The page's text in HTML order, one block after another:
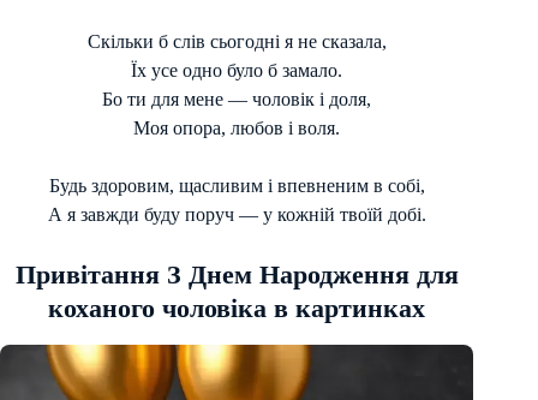
Скільки б слів сьогодні я не сказала,
Їх усе одно було б замало.
Бо ти для мене — чоловік і доля,
Моя опора, любов і воля.
Будь здоровим, щасливим і впевненим в собі,
А я завжди буду поруч — у кожній твоїй добі.
Привітання З Днем Народження для
коханого чоловіка в картинках